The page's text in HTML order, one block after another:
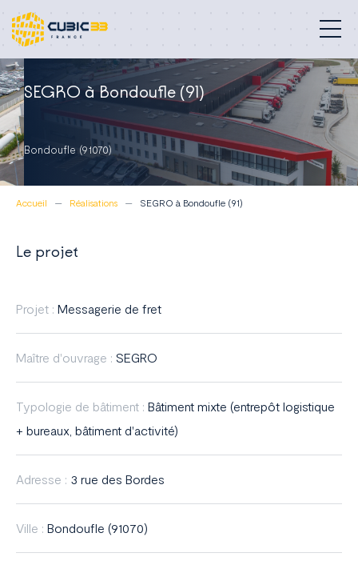
SEGRO à Bondoufle (91)
Bondoufle (91070)
Accueil Réalisations SEGRO à Bondoufle (91)
Le projet
Projet : Messagerie de fret
Maître d'ouvrage : SEGRO
Typologie de bâtiment : Bâtiment mixte (entrepôt logistique
+ bureaux, bâtiment d'activité)
Adresse : 3 rue des Bordes
Ville : Bondoufle (91070)
Bâtiments professionnels
Nos métiers
Engagements
Réalisations
Contact